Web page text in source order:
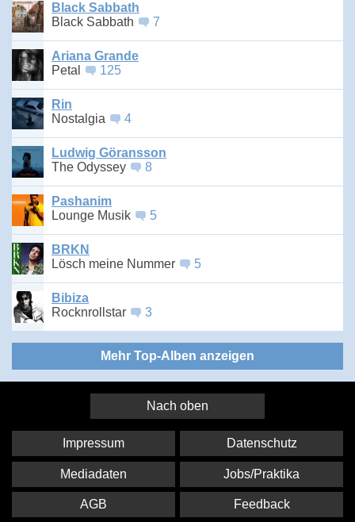
Black Sabbath
Black Sabbath
7
Ariana Grande
Petal
125
Rin
Nostalgia
4
Ludwig Göransson
The Odyssey
8
Pashanim
Lounge Musik
5
BRKN
Lösch meine Nummer
5
Bibiza
Rocknrollstar
3
Mehr Top-Alben anzeigen
Nach oben
Impressum Datenschutz
Mediadaten Jobs/Praktika
AGB Feedback